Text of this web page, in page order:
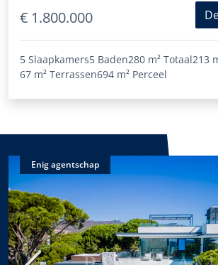
€ 1.800.000
5 Slaapkamers5 Baden280 m² Totaal213
67 m² Terrassen694 m² Perceel
Enig agentschap